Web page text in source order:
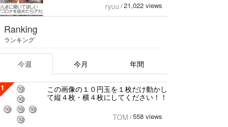
ryuu / 21,022 views
Ranking
ランキング
今週 今月 年間
1
この画像の１０円玉を１枚だけ動かし
て縦４枚・横４枚にしてください！！
TOM / 558 views